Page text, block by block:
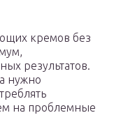
кремов без
результатов.
нужно
на проблемные